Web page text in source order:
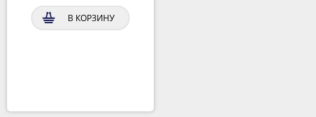
В КОРЗИНУ